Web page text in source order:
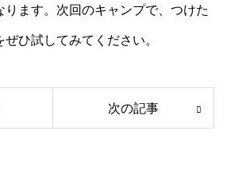
ります。次回のキャンプで、つけた
ひ試してみてください。
次の記事